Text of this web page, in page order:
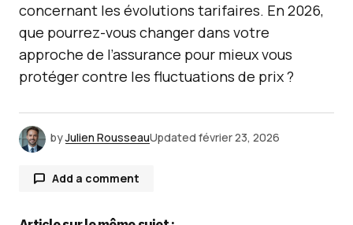
concernant les évolutions tarifaires. En 2026,
que pourrez-vous changer dans votre
approche de l’assurance pour mieux vous
protéger contre les fluctuations de prix ?
byJulien RousseauUpdated février 23, 2026
Add a comment